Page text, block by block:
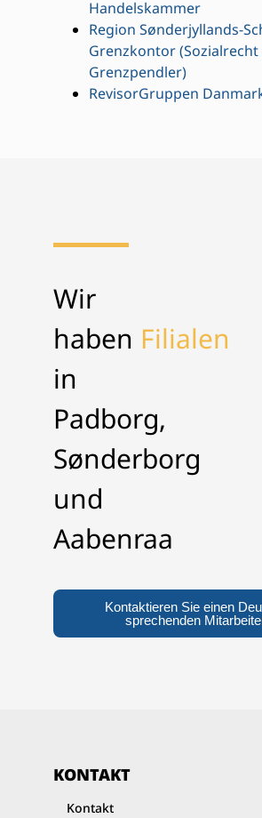
Handelskammer
Region Sønderjyllands-
Grenzkontor
Grenzpendler)
RevisorGruppen
Wir
haben Filialen
in
Padborg,
Sønderborg
und
Aabenraa
Kontaktieren Sie einen
sprechenden
KONTAKT
Kontakt